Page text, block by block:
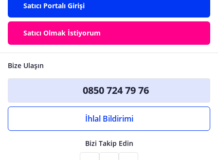
Satıcı Portalı Girişi
Satıcı Olmak İstiyorum
Bize Ulaşın
0850 724 79 76
İhlal Bildirimi
Bizi Takip Edin